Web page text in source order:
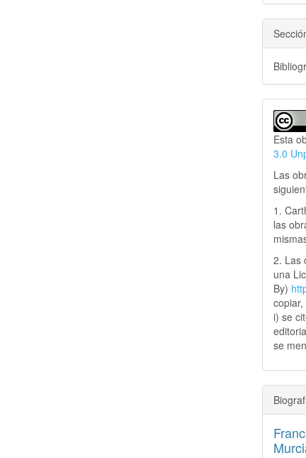
Esta
3.0
Las
1.
las
2. Las
una
By)
i) se
se